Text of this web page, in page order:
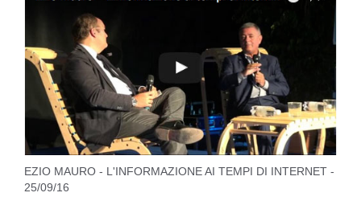
EZIO MAURO - L'INFORMAZIONE AI TEMPI DI INTERNET -
25/09/16